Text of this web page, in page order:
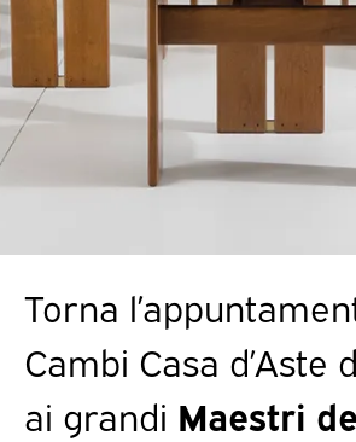
Torna
Cambi Casa d’Aste
ai grandi Maestri